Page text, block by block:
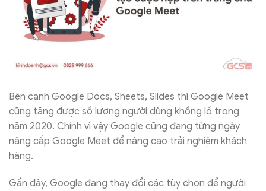
Bên cạnh Google Docs, Sheets, Slides thì Google Meet
cũng tăng được số lượng người dùng khổng lồ trong
năm 2020. Chính vì vậy Google cũng đang từng ngày
nâng cấp Google Meet để nâng cao trải nghiệm khách
hàng.
Gần đây, Google đang thay đổi các tùy chọn để người